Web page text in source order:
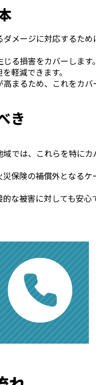
メージに対応するた
る損害をカバーします。
軽減できます。
まるため、これをカ
き
では、これらを特に
保険の補償外となる
な被害に対しても安